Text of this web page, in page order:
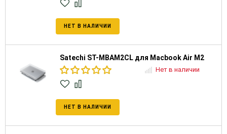
НЕТ В НАЛИЧИИ
Satechi ST-MBAM2CL для Macbook Air M2
Нет в наличии
НЕТ В НАЛИЧИИ